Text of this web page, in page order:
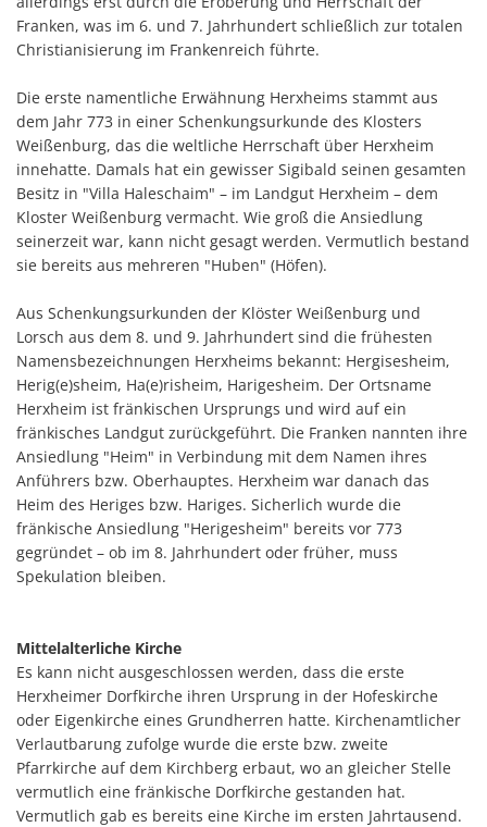
Franken, was im 6. und 7. Jahrhundert schließlich zur totalen
Christianisierung im Frankenreich führte.
Die erste namentliche Erwähnung Herxheims stammt aus
dem Jahr 773 in einer Schenkungsurkunde des Klosters
Weißenburg, das die weltliche Herrschaft über Herxheim
innehatte. Damals hat ein gewisser Sigibald seinen gesamten
Besitz in "Villa Haleschaim" – im Landgut Herxheim – dem
Kloster Weißenburg vermacht. Wie groß die Ansiedlung
seinerzeit war, kann nicht gesagt werden. Vermutlich bestand
sie bereits aus mehreren "Huben" (Höfen).
Aus Schenkungsurkunden der Klöster Weißenburg und
Lorsch aus dem 8. und 9. Jahrhundert sind die frühesten
Namensbezeichnungen Herxheims bekannt: Hergisesheim,
Herig(e)sheim, Ha(e)risheim, Harigesheim. Der Ortsname
Herxheim ist fränkischen Ursprungs und wird auf ein
fränkisches Landgut zurückgeführt. Die Franken nannten ihre
Ansiedlung "Heim" in Verbindung mit dem Namen ihres
Anführers bzw. Oberhauptes. Herxheim war danach das
Heim des Heriges bzw. Hariges. Sicherlich wurde die
fränkische Ansiedlung "Herigesheim" bereits vor 773
gegründet – ob im 8. Jahrhundert oder früher, muss
Spekulation bleiben.
Mittelalterliche Kirche
Es kann nicht ausgeschlossen werden, dass die erste
Herxheimer Dorfkirche ihren Ursprung in der Hofeskirche
oder Eigenkirche eines Grundherren hatte. Kirchenamtlicher
Verlautbarung zufolge wurde die erste bzw. zweite
Pfarrkirche auf dem Kirchberg erbaut, wo an gleicher Stelle
vermutlich eine fränkische Dorfkirche gestanden hat.
Vermutlich gab es bereits eine Kirche im ersten Jahrtausend.